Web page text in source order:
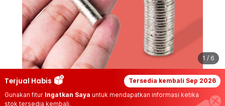
1 / 6
Terjual Habis Tersedia kembali Sep 2026
Gunakan fitur Ingatkan Saya untuk mendapatkan informasi ketika
stok tersedia kembali.